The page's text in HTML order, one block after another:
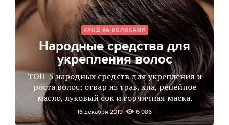
УХОД ЗА ВОЛОСАМИ
Народные средства для
укрепления волос
ТОП-5 народных средств для укрепления и
роста волос: отвар из трав, хна, репейное
масло, луковый сок и горчичная маска.
16 декабря 2019 6 086